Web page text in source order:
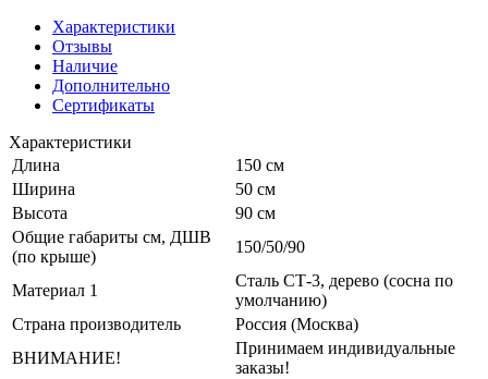
Характеристики
Отзывы
Наличие
Дополнительно
Сертификаты
Характеристики
Длина
150 см
Ширина
50 см
Высота
90 см
Общие габариты см, ДШВ
(по крыше)
150/50/90
Материал 1
Сталь СТ-3, дерево (сосна по
умолчанию)
Страна производитель
Россия (Москва)
ВНИМАНИЕ!
Принимаем индивидуальные
заказы!